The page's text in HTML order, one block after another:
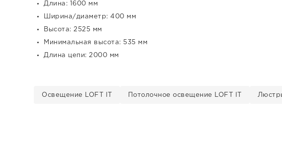
Длина: 1600 мм
Ширина/диаметр: 400 мм
Высота: 2525 мм
Минимальная высота: 535 мм
Длина цепи: 2000 мм
Освещение LOFT IT Потолочное освещение LOFT IT